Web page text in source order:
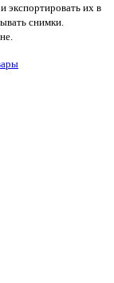
экспортировать их в
снимки.